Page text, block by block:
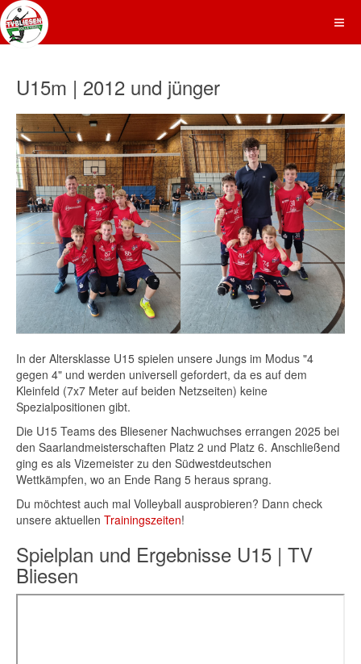
U15m | 2012 und jünger
In der Altersklasse U15 spielen unsere Jungs im Modus "4
gegen 4" und werden universell gefordert, da es auf dem
Kleinfeld (7x7 Meter auf beiden Netzseiten) keine
Spezialpositionen gibt.
Die U15 Teams des Bliesener Nachwuchses errangen 2025 bei
den Saarlandmeisterschaften Platz 2 und Platz 6. Anschließend
ging es als Vizemeister zu den Südwestdeutschen
Wettkämpfen, wo an Ende Rang 5 heraus sprang.
Du möchtest auch mal Volleyball ausprobieren? Dann check
unsere aktuellen Trainingszeiten!
Spielplan und Ergebnisse U15 | TV
Bliesen